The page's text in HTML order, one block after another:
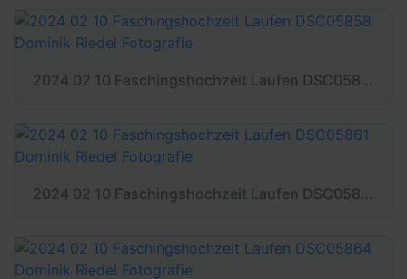
2024 02 10 Faschingshochzeit Laufen DSC05858 Dominik Riedel Fotografie
2024 02 10 Faschingshochzeit Laufen DSC05861 Dominik Riedel Fotografie